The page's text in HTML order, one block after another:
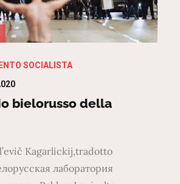
SOCIALISTA
bielorusso della
Kagarlickij,tradotto
лаборатория